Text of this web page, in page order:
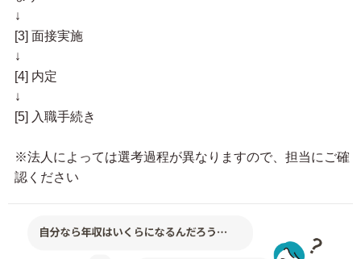
↓
[3] 面接実施
↓
[4] 内定
↓
[5] 入職手続き
※法人によっては選考過程が異なりますので、担当にご確
認ください